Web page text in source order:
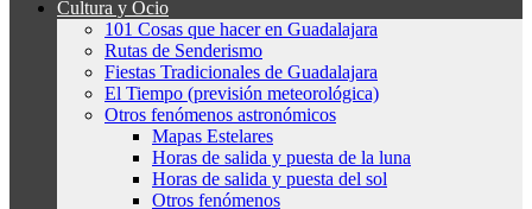
Cultura y Ocio
101 Cosas que hacer en Guadalajara
Rutas de Senderismo
Fiestas Tradicionales de Guadalajara
El Tiempo (previsión meteorológica)
Otros fenómenos astronómicos
Mapas Estelares
Horas de salida y puesta de la luna
Horas de salida y puesta del sol
Otros fenómenos